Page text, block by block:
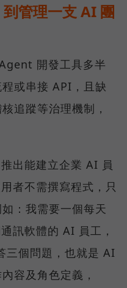
管理一支 AI 團
開發工具多半
或串接 API，且缺
追蹤等治理機制，
出能建立企業 AI 員
者不需撰寫程式，只
：我需要一個每天
訊軟體的 AI 員工，
三個問題，也就是 AI
容及角色定義，